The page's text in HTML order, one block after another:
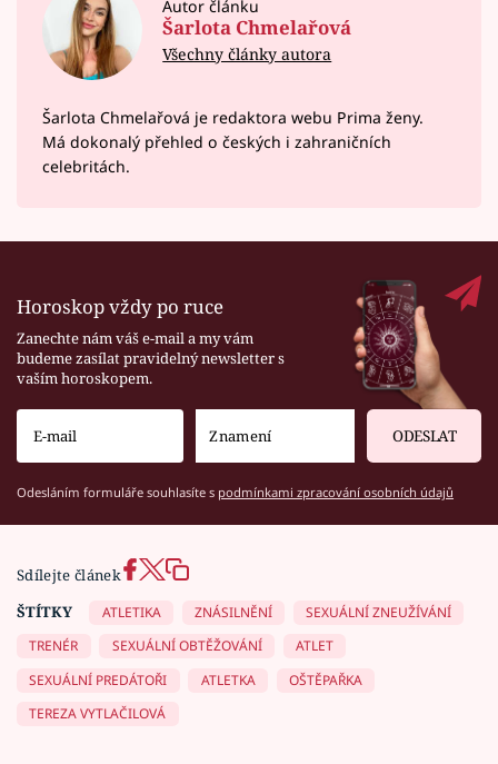
Autor článku
Šarlota Chmelařová
Všechny články autora
Šarlota Chmelařová je redaktora webu Prima ženy.
Má dokonalý přehled o českých i zahraničních
celebritách.
Horoskop vždy po ruce
Zanechte nám váš e-mail a my vám
budeme zasílat pravidelný newsletter s
vaším horoskopem.
ODESLAT
Odesláním formuláře souhlasíte s podmínkami zpracování osobních údajů
Sdílejte článek
ŠTÍTKY
ATLETIKA ZNÁSILNĚNÍ
SEXUÁLNÍ ZNEUŽÍVÁNÍ
TRENÉR
SEXUÁLNÍ OBTĚŽOVÁNÍ
ATLET
SEXUÁLNÍ PREDÁTOŘI
ATLETKA
OŠTĚPAŘKA
TEREZA VYTLAČILOVÁ